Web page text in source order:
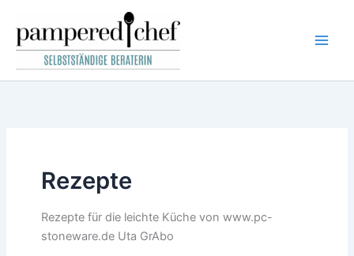
Inhalt
springen
Rezepte
Rezepte für die leichte Küche von www.pc-
stoneware.de Uta GrAbo